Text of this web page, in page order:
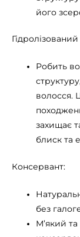
його
Робить
волосся.
захищає
блиск та
Консервант:
без
М’який